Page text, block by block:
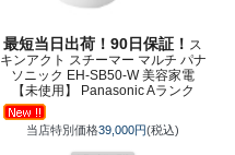
最短当日出荷！90日保証！ ス
キンアクト スチーマー マルチ パナ
ソニック EH-SB50-W 美容家電
【未使用】 Panasonic Aランク
当店特別価格39,000円(税込)